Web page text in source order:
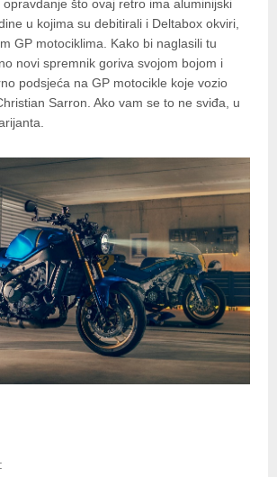
što ovaj retro ima aluminijski
u kojima su debitirali i Deltabox okviri,
GP motociklima. Kako bi naglasili tu
novi spremnik goriva svojom bojom i
podsjeća na GP motocikle koje vozio
Sarron. Ako vam se to ne sviđa, u